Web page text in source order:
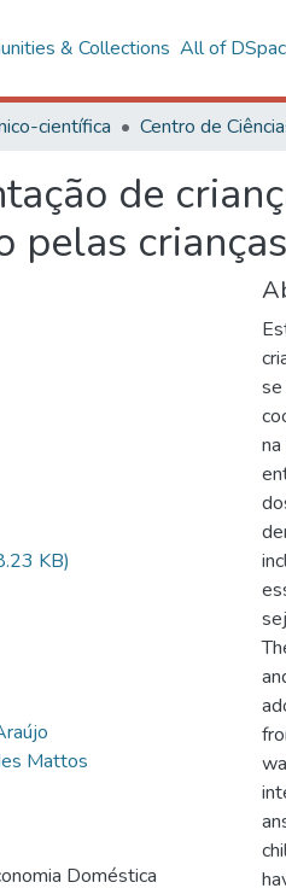
& Collections All of
científica
de
pelas
KB)
Mattos
Doméstica